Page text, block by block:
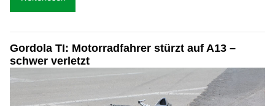
Gordola TI: Motorradfahrer stürzt auf A13 –
schwer verletzt